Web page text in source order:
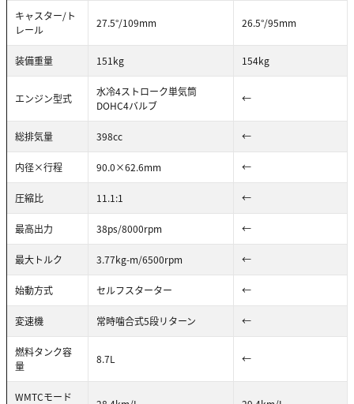
キャスター/ト
レール
27.5°/109mm 26.5°/95mm
装備重量 151kg 154kg
エンジン型式
水冷4ストローク単気筒
DOHC4バルブ
←
総排気量 398cc ←
内径×行程 90.0×62.6mm ←
圧縮比 11.1:1 ←
最高出力 38ps/8000rpm ←
最大トルク 3.77kg-m/6500rpm ←
始動方式 セルフスターター ←
変速機 常時噛合式5段リターン ←
燃料タンク容
量
8.7L ←
WMTCモード